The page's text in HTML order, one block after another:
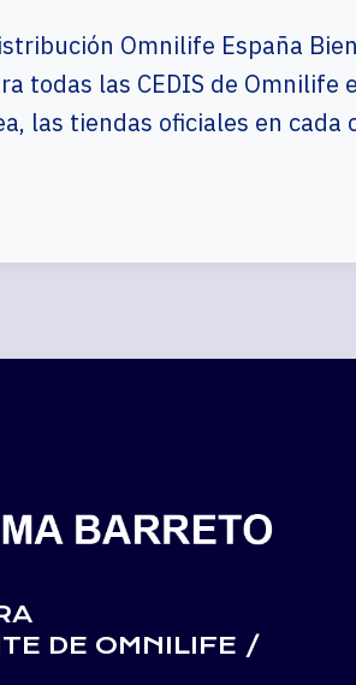
Omnilife España
todas las CEDIS de Omnilife
las tiendas oficiales en cada
DE OMNILIFE /